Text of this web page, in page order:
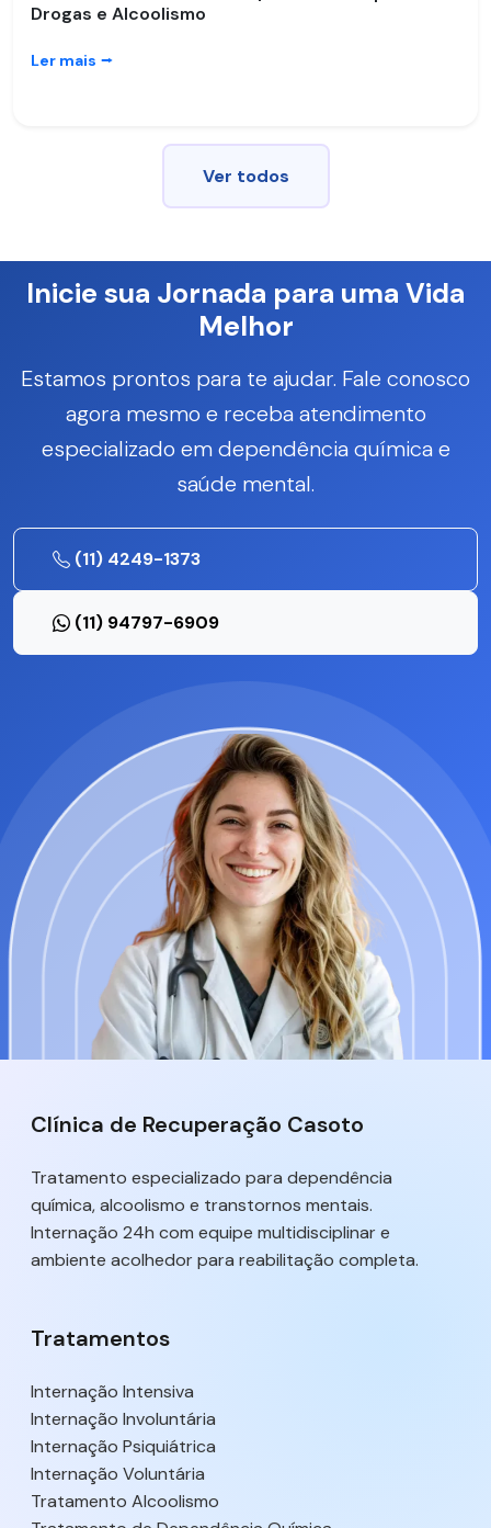
Drogas e Alcoolismo
Ler mais ⭢
Ver todos
Inicie sua Jornada para uma Vida
Melhor
Estamos prontos para te ajudar. Fale conosco
agora mesmo e receba atendimento
especializado em dependência química e
saúde mental.
(11) 4249-1373
(11) 94797-6909
Clínica de Recuperação Casoto
Tratamento especializado para dependência
química, alcoolismo e transtornos mentais.
Internação 24h com equipe multidisciplinar e
ambiente acolhedor para reabilitação completa.
Tratamentos
Internação Intensiva
Internação Involuntária
Internação Psiquiátrica
Internação Voluntária
Tratamento Alcoolismo